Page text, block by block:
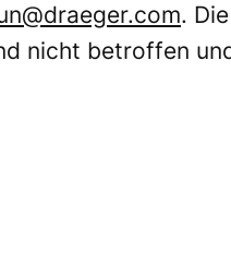
.
nicht betroffen